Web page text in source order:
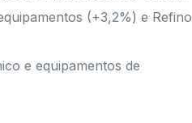
(+3,2%) e Refino
e equipamentos de